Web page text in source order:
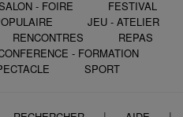
- FOIRE
FESTIVAL
JEU - ATELIER
RENCONTRES
REPAS
- FORMATION
SPORT